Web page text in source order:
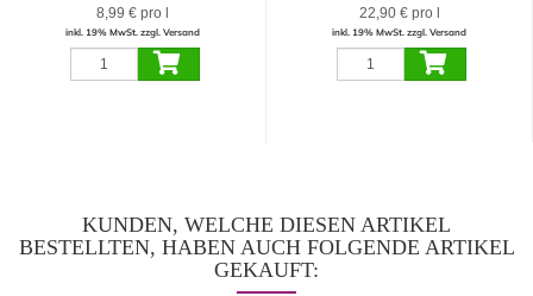
8,99 € pro l
inkl. 19% MwSt. zzgl. Versand
22,90 € pro l
inkl. 19% MwSt. zzgl. Versand
KUNDEN, WELCHE DIESEN ARTIKEL
BESTELLTEN, HABEN AUCH FOLGENDE ARTIKEL
GEKAUFT: